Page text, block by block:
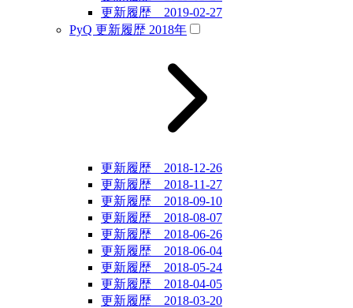
更新履歴 2019-02-27
PyQ 更新履歴 2018年
更新履歴 2018-12-26
更新履歴 2018-11-27
更新履歴 2018-09-10
更新履歴 2018-08-07
更新履歴 2018-06-26
更新履歴 2018-06-04
更新履歴 2018-05-24
更新履歴 2018-04-05
更新履歴 2018-03-20